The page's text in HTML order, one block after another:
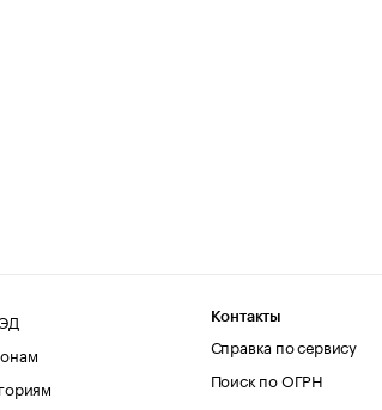
Контакты
Справка по сервису
Поиск по ОГРН